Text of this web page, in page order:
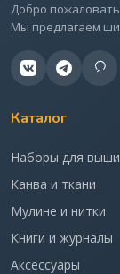
Добро
Мы предлагаем
Каталог
Наборы для
Канва и ткани
Мулине и нитки
Книги и журналы
Аксессуары